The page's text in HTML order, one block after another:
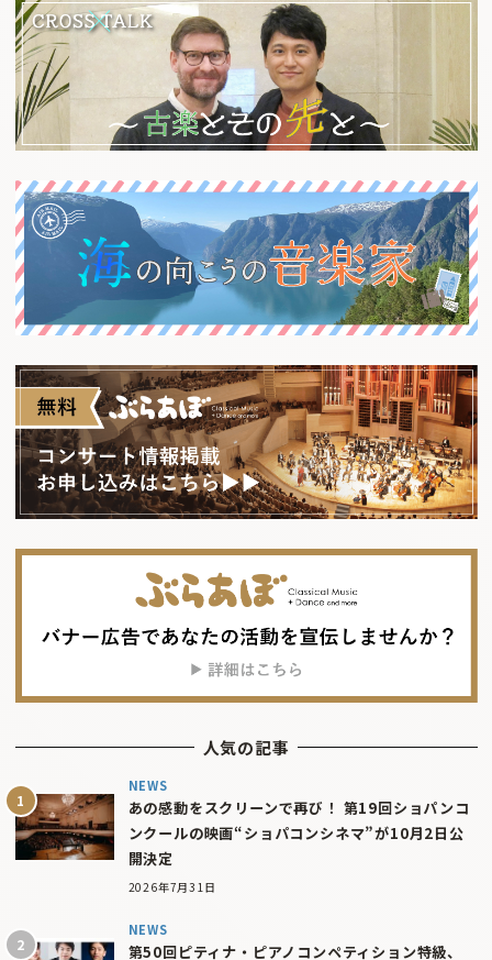
人気の記事
NEWS
あの感動をスクリーンで再び！ 第19回ショパンコ
ンクールの映画“ショパコンシネマ”が10月2日公
開決定
2026年7月31日
NEWS
第50回ピティナ・ピアノコンペティション特級、